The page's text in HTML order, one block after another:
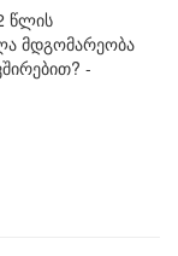
წლის
მდგომარეობა
-